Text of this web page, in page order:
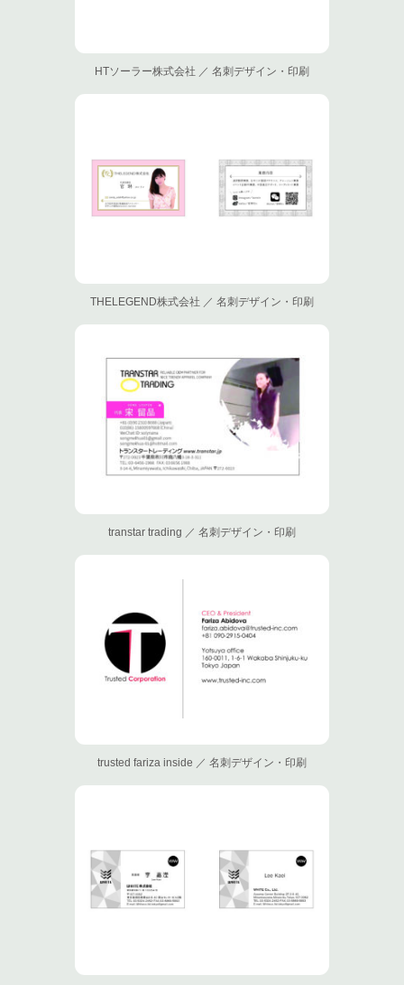
HTソーラー株式会社 ／ 名刺デザイン・印刷
THELEGEND株式会社 ／ 名刺デザイン・印刷
transtar trading ／ 名刺デザイン・印刷
trusted fariza inside ／ 名刺デザイン・印刷